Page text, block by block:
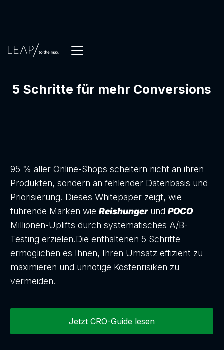
5 Schritte für mehr Conversions
95 % aller Online-Shops scheitern nicht an ihren
Produkten, sondern an fehlender Datenbasis und
Priorisierung. Dieses Whitepaper zeigt, wie
führende Marken wie Reishungerund POCO
Millionen-Uplifts durch systematisches A/B-
Testing erzielen.Die enthaltenen 5 Schritte
ermöglichen es Ihnen, Ihren Umsatz effizient zu
maximieren und unnötige Kostenrisiken zu
vermeiden.
Jetzt CRO-Guide lesen